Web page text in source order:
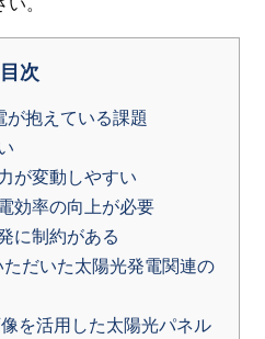
目次
が抱えている課題
が変動しやすい
効率の向上が必要
に制約がある
だいた太陽光発電関連の
を活用した太陽光パネル